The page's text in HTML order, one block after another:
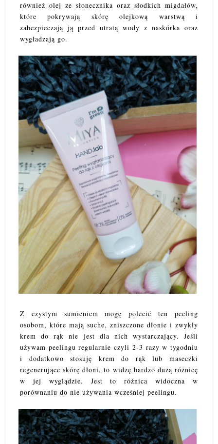
również olej ze słonecznika oraz słodkich migdałów,
które pokrywają skórę olejkową warstwą i
zabezpieczają ją przed utratą wody z naskórka oraz
wygładzają go.
Z czystym sumieniem mogę polecić ten peeling
osobom, które mają suche, zniszczone dłonie i zwykły
krem do rąk nie jest dla nich wystarczający. Jeśli
używam peelingu regularnie czyli 2-3 razy w tygodniu
i dodatkowo stosuję krem do rąk lub maseczki
regenerujące skórę dłoni, to widzę bardzo dużą różnicę
w jej wyglądzie. Jest to różnica widoczna w
porównaniu do nie używania wcześniej peelingu.